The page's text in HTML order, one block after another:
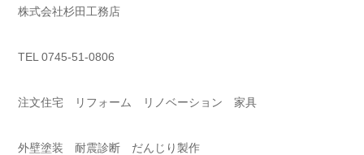
株式会社杉田工務店
TEL 0745-51-0806
注文住宅 リフォーム リノベーション 家具
外壁塗装 耐震診断 だんじり製作